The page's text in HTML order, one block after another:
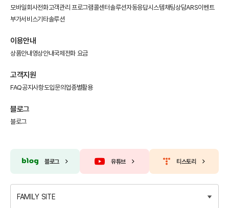
모바일회사전화고객관리 프로그램콜센터솔루션자동응답시스템채팅상담ARS이벤트
부가서비스기타솔루션
이용안내
상품안내 영상안내국제전화 요금
고객지원
FAQ공지사항도입문의 업종별활용
블로그
블로그
블로그 유튜브 티스토리
FAMILY SITE